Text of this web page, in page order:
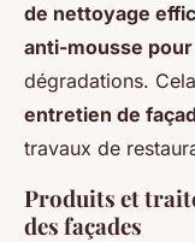
de nettoyage
anti-mousse
dégradations.
entretien de
travaux de
Produits et
des façades